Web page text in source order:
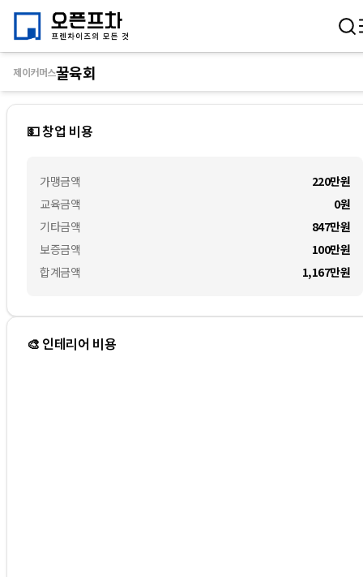
제이커머스꿀육회
💵 창업 비용
가맹금액
교육금액
기타금액
보증금액
합계금액
220만원
0원
847만원
100만원
1,167만원
🎨 인테리어 비용